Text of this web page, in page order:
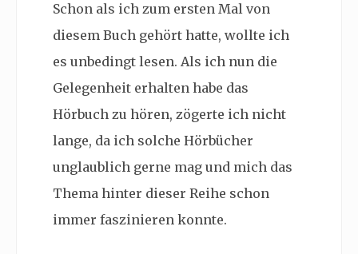
Schon als ich zum ersten Mal von
diesem Buch gehört hatte, wollte ich
es unbedingt lesen. Als ich nun die
Gelegenheit erhalten habe das
Hörbuch zu hören, zögerte ich nicht
lange, da ich solche Hörbücher
unglaublich gerne mag und mich das
Thema hinter dieser Reihe schon
immer faszinieren konnte.